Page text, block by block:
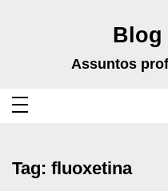
Blog
Assuntos
Tag: fluoxetina